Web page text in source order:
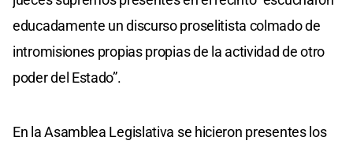
educadamente un discurso proselitista colmado de
intromisiones propias propias de la actividad de otro
poder del Estado”.
En la Asamblea Legislativa se hicieron presentes los